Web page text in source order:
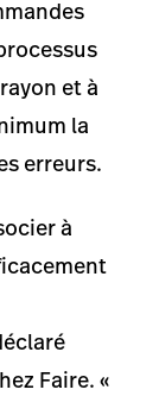
et à
la
erreurs.
à
Faire. «